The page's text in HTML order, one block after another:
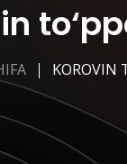
KOROVIN